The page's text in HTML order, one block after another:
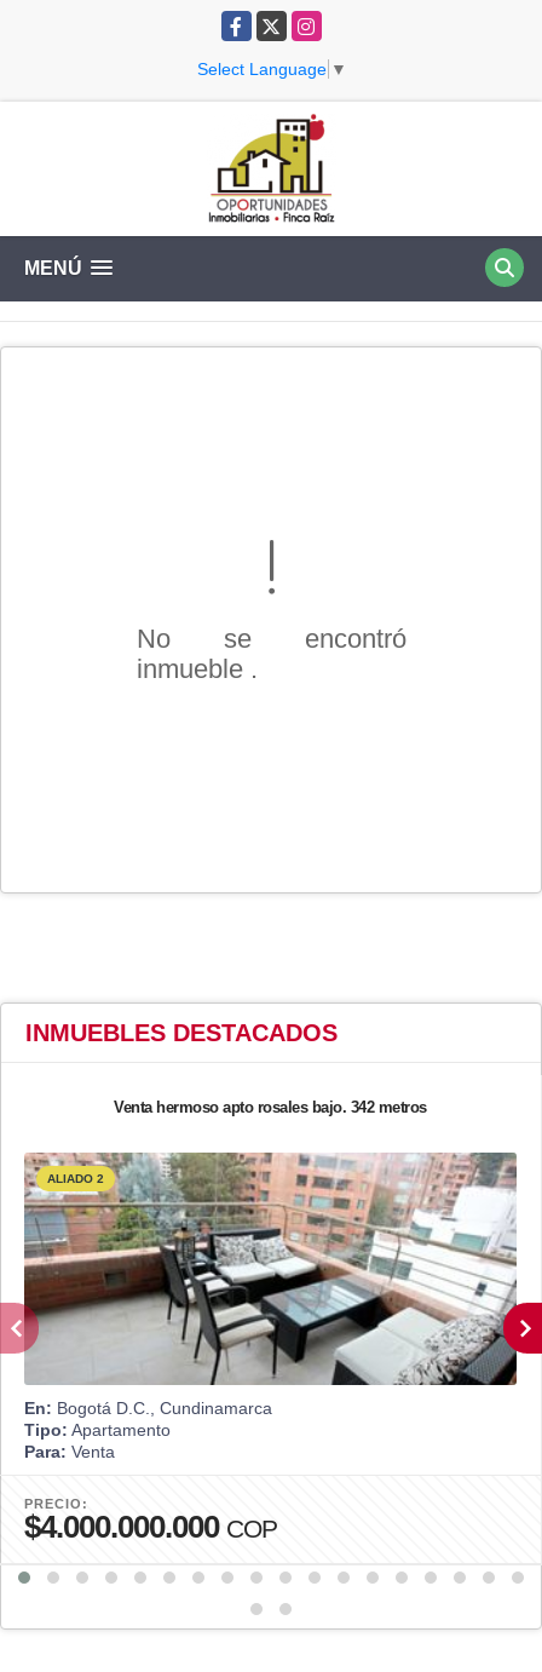
Facebook
X Instagram
Select Language ▼
MENÚ
No se encontró
inmueble .
INMUEBLES DESTACADOS
Venta hermoso apto rosales bajo. 342 metros
ALIADO 2
En: Bogotá D.C., Cundinamarca
Tipo: Apartamento
Para: Venta
PRECIO:
$4.000.000.000 COP